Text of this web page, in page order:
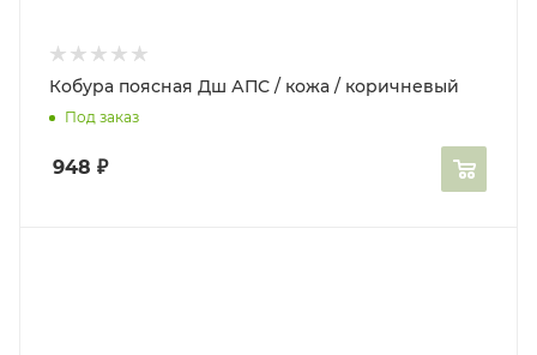
Кобура поясная Дш АПС / кожа / коричневый
Под заказ
948 ₽